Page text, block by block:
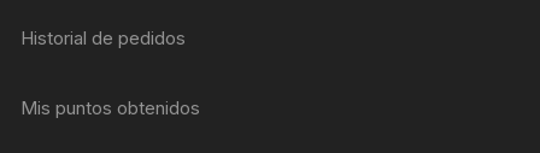
Historial de pedidos
Mis puntos obtenidos